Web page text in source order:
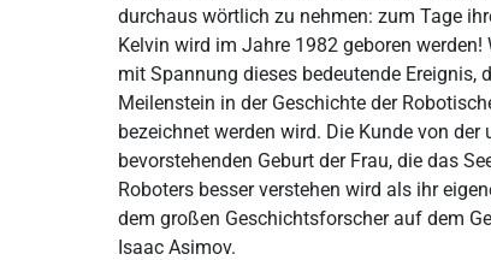
durchaus wörtlich zu nehmen: zum Tage
Kelvin wird im Jahre 1982 geboren werden!
mit Spannung dieses bedeutende Ereignis,
Meilenstein in der Geschichte der
bezeichnet werden wird. Die Kunde von der
bevorstehenden Geburt der Frau, die das
Roboters besser verstehen wird als ihr
dem großen Geschichtsforscher auf dem
Isaac Asimov.